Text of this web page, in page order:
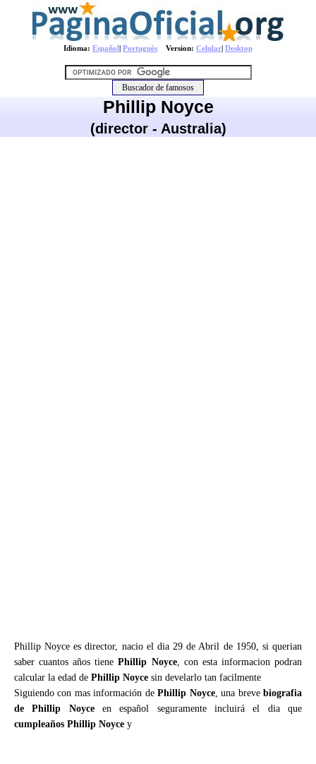
Idioma: Español| Português Version: Celular| Desktop
Phillip Noyce
(director - Australia)
Phillip Noyce es director, nacio el dia 29 de Abril de 1950, si querian
saber cuantos años tienePhillip Noyce, con esta informacion podran
calcular la edad de Phillip Noyce sin develarlo tan facilmente
Siguiendo con mas información dePhillip Noyce, una brevebiografia
de Phillip Noyceen español seguramente incluirá el dia que
cumpleaños Phillip Noyce y